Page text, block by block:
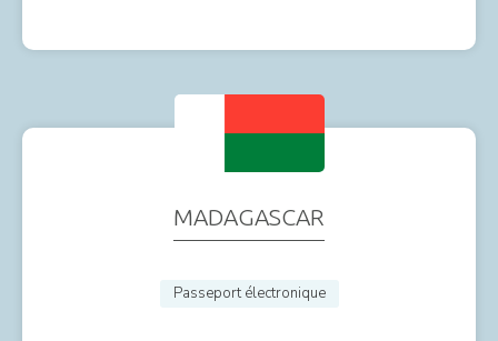
MADAGASCAR
Passeport électronique